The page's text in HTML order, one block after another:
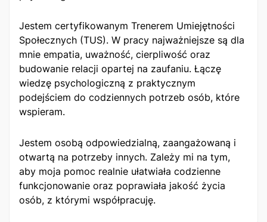
Jestem certyfikowanym Trenerem Umiejętności
Społecznych (TUS). W pracy najważniejsze są dla
mnie empatia, uważność, cierpliwość oraz
budowanie relacji opartej na zaufaniu. Łączę
wiedzę psychologiczną z praktycznym
podejściem do codziennych potrzeb osób, które
wspieram.
Jestem osobą odpowiedzialną, zaangażowaną i
otwartą na potrzeby innych. Zależy mi na tym,
aby moja pomoc realnie ułatwiała codzienne
funkcjonowanie oraz poprawiała jakość życia
osób, z którymi współpracuję.